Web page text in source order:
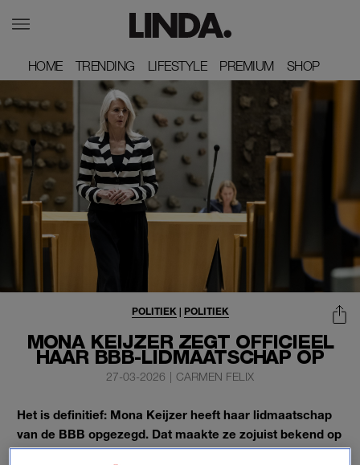
HOME
HOME TRENDING
TRENDING LIFESTYLE
LIFESTYLE PREMIUM
PREMIUM SHOP
SHOP
MONA KEIJZER ZEGT OFFICIEEL
HAAR BBB-LIDMAATSCHAP OP
POLITIEK| POLITIEK
27-03-2026 | CARMEN FELIX
Het is definitief: Mona Keijzer heeft haar lidmaatschap
van de BBB opgezegd. Dat maakte ze zojuist bekend op
de ledenbijeenkomst in Barneveld. Ze ziet het niet meer